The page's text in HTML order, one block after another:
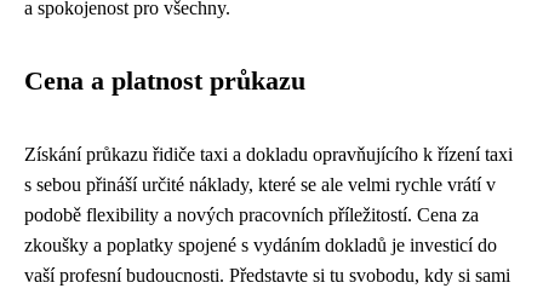
a spokojenost pro všechny.
Cena a platnost průkazu
Získání průkazu řidiče taxi a dokladu opravňujícího k řízení taxi
s sebou přináší určité náklady, které se ale velmi rychle vrátí v
podobě flexibility a nových pracovních příležitostí. Cena za
zkoušky a poplatky spojené s vydáním dokladů je investicí do
vaší profesní budoucnosti. Představte si tu svobodu, kdy si sami